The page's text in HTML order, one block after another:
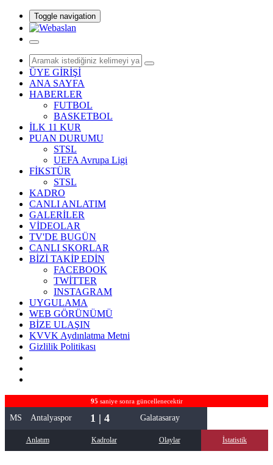
Toggle navigation
ÜYE GİRİŞİ
ANA SAYFA
HABERLER
FUTBOL
BASKETBOL
İLK 11 KUR
PUAN DURUMU
STSL
UEFA Avrupa Ligi
FİKSTÜR
STSL
KADRO
CANLI ANLATIM
GALERİLER
VİDEOLAR
TV'DE BUGÜN
CANLI SKORLAR
BİZİ TAKİP EDİN
FACEBOOK
TWİTTER
INSTAGRAM
UYGULAMA
WEB GÖRÜNÜMÜ
BİZE ULAŞIN
KVVK Aydınlatma Metni
Gizlilik Politikası
95 saniye sonra güncellenecektir
MS Antalyaspor 1 | 4 Galatasaray
Anlatım Kadrolar Olaylar İstatistik